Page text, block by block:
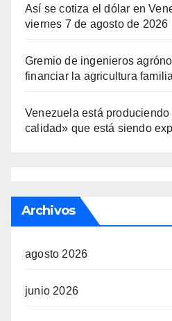
Así se cotiza el dólar en
viernes 7 de agosto de 2026
Gremio de ingenieros
financiar la agricultura
Venezuela está
calidad» que está siendo
Archivos
agosto 2026
junio 2026